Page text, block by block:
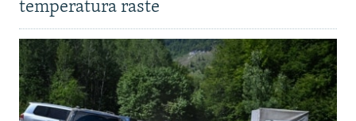
temperatura raste